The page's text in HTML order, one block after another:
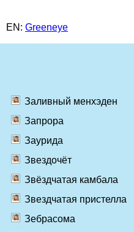
EN: Greeneye
Заливный менхэден
Запрора
Заурида
Звездочёт
Звёздчатая камбала
Звездчатая пристелла
Зебрасома